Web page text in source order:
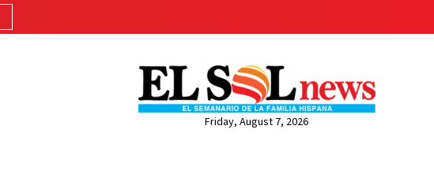
Friday, August 7, 2026